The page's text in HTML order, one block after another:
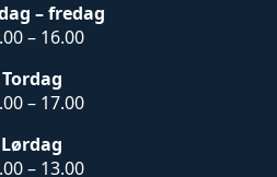
– fredag
– 16.00
Tordag
– 17.00
Lørdag
– 13.00